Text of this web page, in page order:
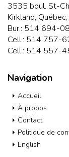
3535 boul. St-
Kirkland,
Bur.: 514 694-
Cell.: 514 757-
Cell.: 514 557-
Navigation
Accueil
À propos
Contact
Politique de
English